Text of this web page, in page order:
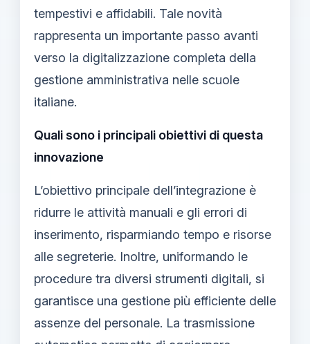
tempestivi e affidabili. Tale novità
rappresenta un importante passo avanti
verso la digitalizzazione completa della
gestione amministrativa nelle scuole
italiane.
Quali sono i principali obiettivi di questa
innovazione
L’obiettivo principale dell’integrazione è
ridurre le attività manuali e gli errori di
inserimento, risparmiando tempo e risorse
alle segreterie. Inoltre, uniformando le
procedure tra diversi strumenti digitali, si
garantisce una gestione più efficiente delle
assenze del personale. La trasmissione